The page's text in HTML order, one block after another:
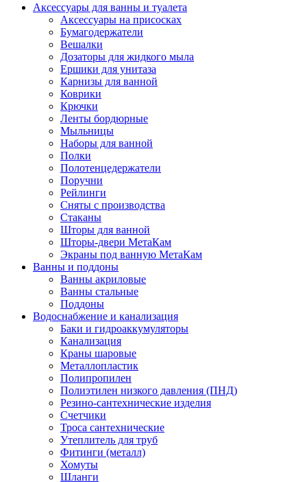
Аксессуары для ванны и туалета
Аксессуары на присосках
Бумагодержатели
Вешалки
Дозаторы для жидкого мыла
Ершики для унитаза
Карнизы для ванной
Коврики
Крючки
Ленты бордюрные
Мыльницы
Наборы для ванной
Полки
Полотенцедержатели
Поручни
Рейлинги
Сняты с производства
Стаканы
Шторы для ванной
Шторы-двери МетаКам
Экраны под ванную МетаКам
Ванны и поддоны
Ванны акриловые
Ванны стальные
Поддоны
Водоснабжение и канализация
Баки и гидроаккумуляторы
Канализация
Краны шаровые
Металлопластик
Полипропилен
Полиэтилен низкого давления (ПНД)
Резино-сантехнические изделия
Счетчики
Троса сантехнические
Утеплитель для труб
Фитинги (металл)
Хомуты
Шланги